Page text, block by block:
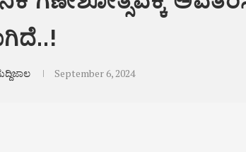
September 6, 2024